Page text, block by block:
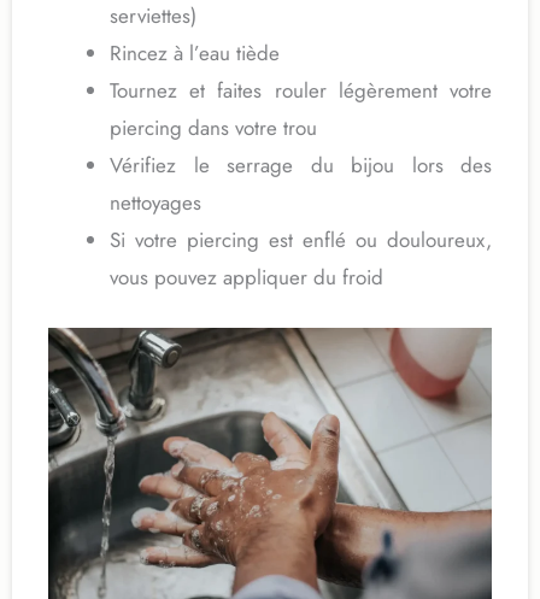
serviettes)
Rincez à l’eau tiède
Tournez et faites rouler légèrement votre
piercing dans votre trou
Vérifiez le serrage du bijou lors des
nettoyages
Si votre piercing est enflé ou douloureux,
vous pouvez appliquer du froid